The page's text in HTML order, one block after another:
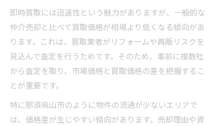
即時買取には迅速性という魅力がありますが、一般的な
仲介売却と比べて買取価格が相場より低くなる傾向があ
ります。これは、買取業者がリフォームや再販リスクを
見込んで査定を行うためです。そのため、事前に複数社
から査定を取り、市場価格と買取価格の差を把握するこ
とが重要です。
特に那須烏山市のように物件の流通が少ないエリアで
は、価格差が生じやすい傾向があります。売却理由や資